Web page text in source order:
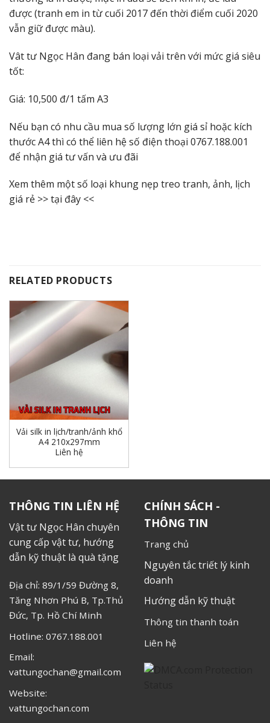
được (tranh em in từ cuối 2017 đến thời điểm cuối 2020
vẫn giữ được màu).
Vât tư Ngọc Hân đang bán loại vải trên với mức giá siêu
tốt:
Giá: 10,500 đ/1 tấm A3
Nếu bạn có nhu cầu mua số lượng lớn giá sỉ hoặc kích
thước A4 thì có thể liên hệ số điện thoại 0767.188.001
để nhận giá tư vấn và ưu đãi
Xem thêm một số loại khung nẹp treo tranh, ảnh, lịch
giá rẻ >>tại đây <<
RELATED PRODUCTS
Vải silk in lịch/tranh/ảnh khổ
A4 210x297mm
Liên hệ
THÔNG TIN LIÊN HỆ
Vật tư Ngọc Hân chuyên
cung cấp vật tư, hướng
dẫn kỹ thuật là quà tặng
Địa chỉ: 89/1/59 Đường 8,
Tăng Nhơn Phú B, Tp.Thủ
Đức, Tp. Hồ Chí Minh
Hotline: 0767.188.001
Email:
vattungochan@gmail.com
Website:
vattungochan.com
CHÍNH SÁCH -
THÔNG TIN
Trang chủ
Nguyên tắc triết lý kinh
doanh
Hướng dẫn kỹ thuật
Thông tin thanh toán
Liên hệ